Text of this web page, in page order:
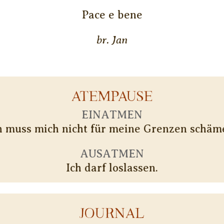
Pace e bene
br. Jan
ATEMPAUSE
EINATMEN
muss mich nicht für meine Grenzen
AUSATMEN
Ich darf loslassen.
JOURNAL